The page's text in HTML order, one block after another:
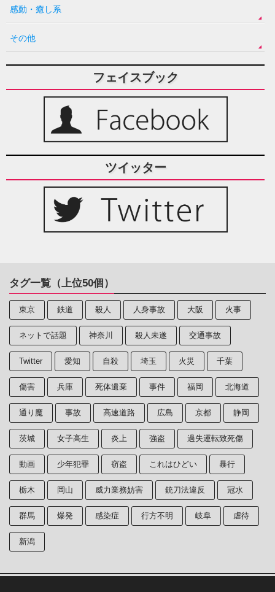
感動・癒し系
その他
フェイスブック
ツイッター
タグ一覧（上位50個）
東京 鉄道 殺人 人身事故 大阪 火事
ネットで話題 神奈川 殺人未遂 交通事故
Twitter 愛知 自殺 埼玉 火災 千葉
傷害 兵庫 死体遺棄 事件 福岡 北海道
通り魔 事故 高速道路 広島 京都 静岡
茨城 女子高生 炎上 強盗 過失運転致死傷
動画 少年犯罪 窃盗 これはひどい 暴行
栃木 岡山 威力業務妨害 銃刀法違反 冠水
群馬 爆発 感染症 行方不明 岐阜 虐待
新潟